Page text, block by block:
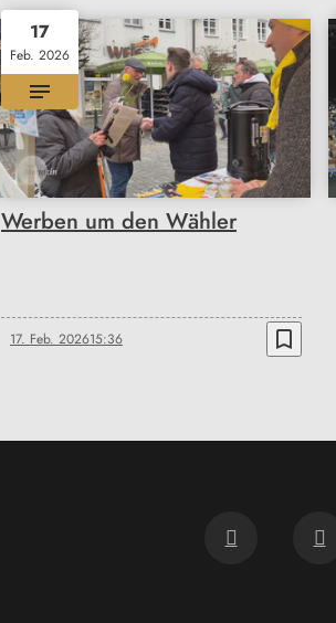
17
Feb. 2026
Werben um den Wähler
17. Feb. 202615:36 bookmark_border